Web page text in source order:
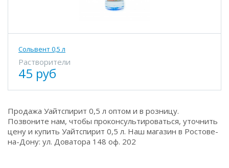
Сольвент 0,5 л
Растворители
45 руб
Продажа Уайтспирит 0,5 л оптом и в розницу.
Позвоните нам, чтобы проконсультироваться, уточнить
цену и купить Уайтспирит 0,5 л. Наш магазин в Ростове-
на-Дону: ул. Доватора 148 оф. 202